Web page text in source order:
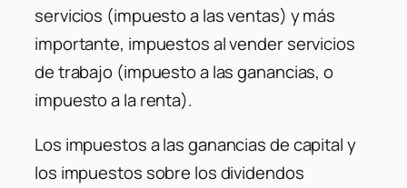
servicios (impuesto a las ventas) y más
importante, impuestos al vender servicios
de trabajo (impuesto a las ganancias, o
impuesto a la renta).
Los impuestos a las ganancias de capital y
los impuestos sobre los dividendos